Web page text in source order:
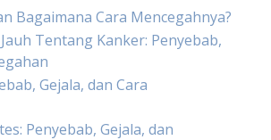
Bagaimana Cara Mencegahnya?
Tentang Kanker: Penyebab,
Gejala, dan Cara
Penyebab, Gejala, dan